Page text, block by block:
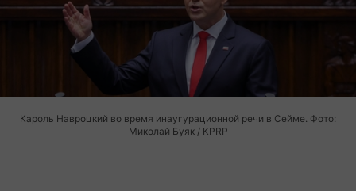
Кароль Навроцкий во время инаугурационной речи в Сейме. Фото:
Миколай Буяк / KPRP